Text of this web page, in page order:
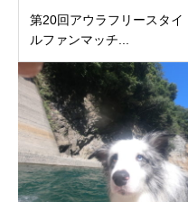
第20回アウラフリースタイ
ルファンマッチ...